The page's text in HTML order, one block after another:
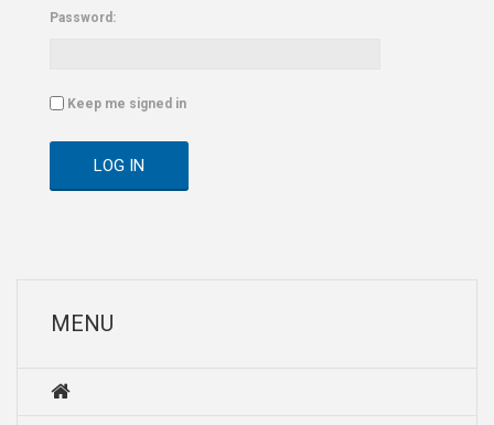
Password:
Keep me signed in
LOG IN
MENU